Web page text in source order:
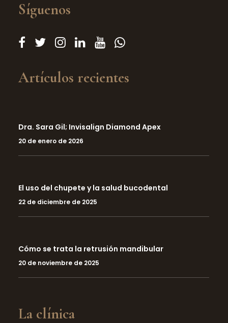
Síguenos
Artículos recientes
Dra. Sara Gil; Invisalign Diamond Apex
20 de enero de 2026
El uso del chupete y la salud bucodental
22 de diciembre de 2025
Cómo se trata la retrusión mandibular
20 de noviembre de 2025
La clínica